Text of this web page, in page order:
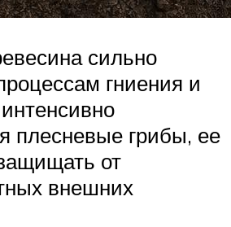
сильно
гниения и
плесневые грибы, ее
от
внешних